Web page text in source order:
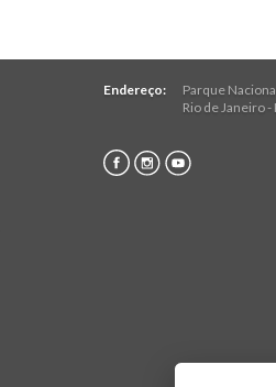
Endereço: Parque
Rio de Janeiro-